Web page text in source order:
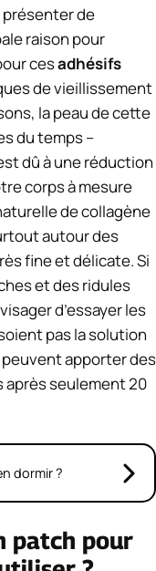
présenter de
raison pour
cesadhésifs
de vieillissement
la peau de cette
du temps –
dû à une réduction
corps à mesure
de collagène
autour des
fine et délicate. Si
et des ridules
d’essayer les
pas la solution
apporter des
seulement 20
dormir ?
patch pour